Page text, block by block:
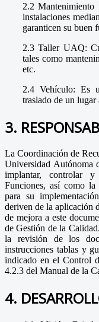
2.2 Mantenimiento
instalaciones
garanticen su buen
2.3 Taller UAQ:
tales como
etc.
2.4 Vehículo: Es
traslado de un lugar
3.
La Coordinación de
Universidad Autónoma
implantar, controlar
Funciones, así como la
para su
deriven de la aplicación
de mejora a este
de Gestión de la
la revisión de los
instrucciones tablas y
indicado en el Control
4.2.3 del Manual de la
4.